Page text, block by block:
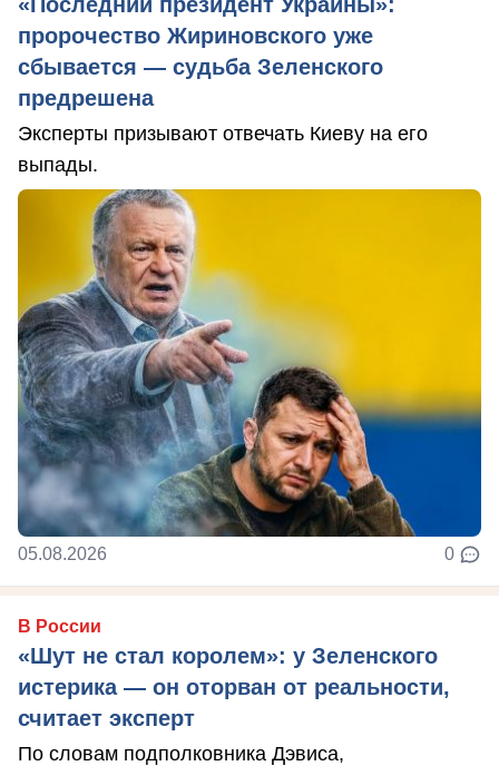
пророчество Жириновского уже
сбывается — судьба Зеленского
предрешена
Эксперты призывают отвечать Киеву на его
выпады.
05.08.2026 0
В России
«Шут не стал королем»: у Зеленского
истерика — он оторван от реальности,
считает эксперт
По словам подполковника Дэвиса,